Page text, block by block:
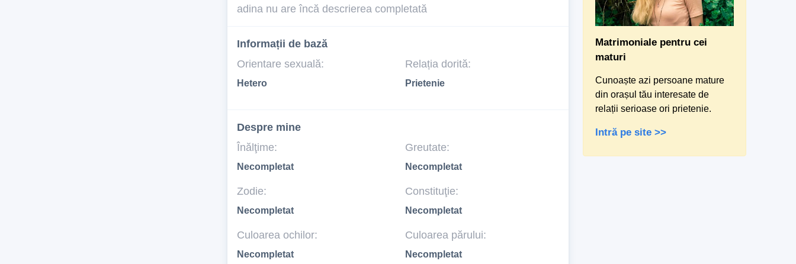
adina nu are încă descrierea completată
Informații de bază
Orientare sexuală:
Hetero
Relația dorită:
Prietenie
Despre mine
Înălţime:
Necompletat
Greutate:
Necompletat
Zodie:
Necompletat
Constituţie:
Necompletat
Culoarea ochilor:
Necompletat
Culoarea părului:
Necompletat
Matrimoniale pentru cei
maturi
Cunoaște azi persoane mature
din orașul tău interesate de
relații serioase ori prietenie.
Intră pe site >>